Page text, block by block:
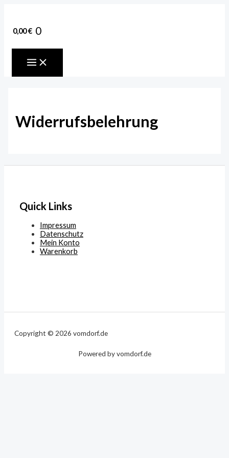
0,00€ 0
MAIN
MENU
Widerrufsbelehrung
Quick Links
Impressum
Datenschutz
Mein Konto
Warenkorb
Copyright © 2026 vomdorf.de
Powered by vomdorf.de